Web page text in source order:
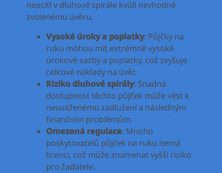
neocitl v dluhové spirále kvůli nevhodně
zvolenému úvěru.
Vysoké úroky a poplatky: Půjčky na
ruku mohou mít extrémně vysoké
úrokové sazby a poplatky, což zvyšuje
celkové náklady na úvěr.
Riziko dluhové spirály: Snadná
dostupnost těchto půjček může vést k
neuváženému zadlužení a následným
finančním problémům.
Omezená regulace: Mnoho
poskytovatelů půjček na ruku nemá
licenci, což může znamenat vyšší riziko
pro žadatele.